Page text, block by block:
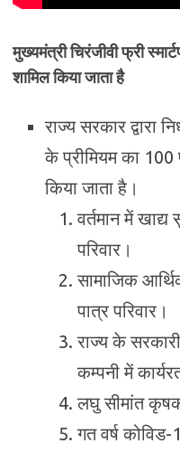
मुख्यमंत्रीचिरंजीवी फ्री
शामिल किया जाता है
राज्य सरकार द्वारा
के प्रीमियम का 100
किया जाता है।
वर्तमान में खाद्य
परिवार।
सामाजिक
पात्र परिवार।
राज्य के
कम्पनी में
लघु सीमांत
गत वर्ष